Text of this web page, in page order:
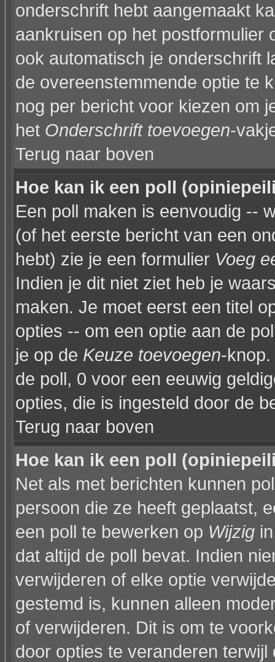
onderschrift hebt aangemaakt
aankruisen op het postformulier
ook automatisch je onderschrift
de overeenstemmende optie te
nog per bericht voor kiezen om
het Onderschrift toevoegen-
Terug naar boven
Hoe kan ik een poll
Een poll maken is eenvoudig --
(of het eerste bericht van een
hebt) zie je een formulier Voeg
Indien je dit niet ziet heb je
maken. Je moet eerst een titel
opties -- om een optie aan de
je op de Keuze toevoegen-
de poll, 0 voor een eeuwig
opties, die is ingesteld door de
Terug naar boven
Hoe kan ik een poll
Net als met berichten kunnen
persoon die ze heeft geplaatst,
een poll te bewerken op Wijzig
dat altijd de poll bevat. Indien
verwijderen of elke optie
gestemd is, kunnen alleen
of verwijderen. Dit is om te
door opties te veranderen terwijl